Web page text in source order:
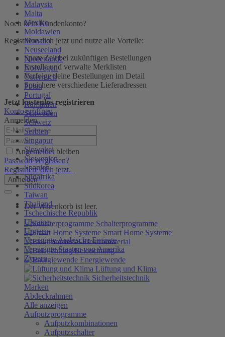
Malaysia
Malta
Mexiko
Moldawien
Monaco
Neuseeland
Niederlande
Norwegen
Österreich
Polen
Portugal
Rumänien
Schweden
Schweiz
Serbien
Singapur
Slowakei
Slowenien
Spanien
Südafrika
Südkorea
Taiwan
Thailand
Tschechische Republik
Ukraine
Ungarn
Vereinigte Arabische Emirate
Vereinigte Staaten von Amerika
Zypern
Noch kein Kundenkonto?
Registriere dich jetzt und nutze alle Vorteile:
Spare Zeit bei zukünftigen Bestellungen
Erstelle und verwalte Merklisten
Verfolge deine Bestellungen im Detail
Speichere verschiedene Lieferadressen
Jetzt kostenlos registrieren
Konto eröffnen
Anmelden
Angemeldet bleiben
Passwort vergessen?
Registriere dich jetzt.
Anmelden
Der Warenkorb ist leer.
Schalterprogramme
Smart Home Systeme
Elektromaterial
Beleuchtung
Energiewende
Lüftung und Klima
Sicherheitstechnik
Marken
Abdeckrahmen
Alle anzeigen
Aufputzprogramme
Aufputzkombinationen
Aufputzschalter